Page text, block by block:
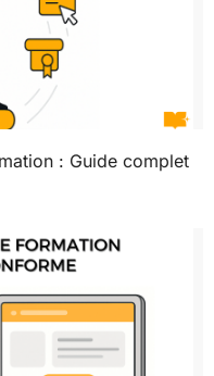
: Guide complet